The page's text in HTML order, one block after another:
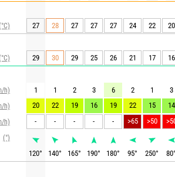
h)
h)
h)
(°)
27 28 27 27 27 24 22 20
29 30 29 25 26 21 17 16
1 1 2 3 6 2 1
3
20
22 19 16 19 22 15
14
-
- - - - >65 >50
120° 140° 165° 190° 180° 95° 250° 80